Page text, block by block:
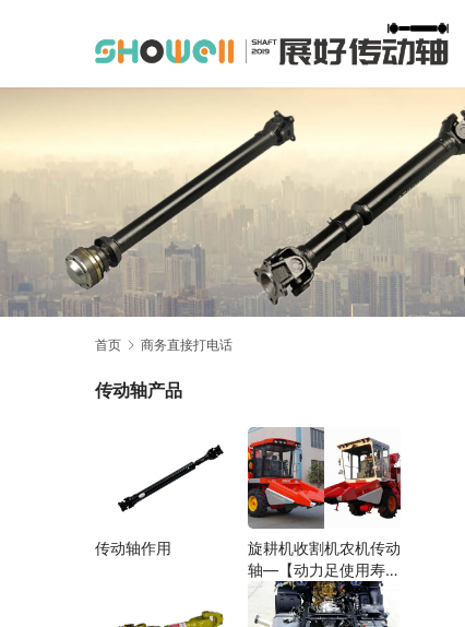
首页 商务直接打电话
传动轴产品
传动轴作用
旋耕机收割机农机传动
轴—【动力足使用寿命
久】